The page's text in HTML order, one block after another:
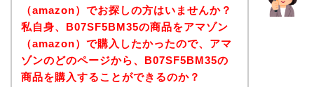
（amazon）でお探しの方はいませんか？
私自身、B07SF5BM35の商品をアマゾン
（amazon）で購入したかったので、アマ
ゾンのどのページから、B07SF5BM35の
商品を購入することができるのか？